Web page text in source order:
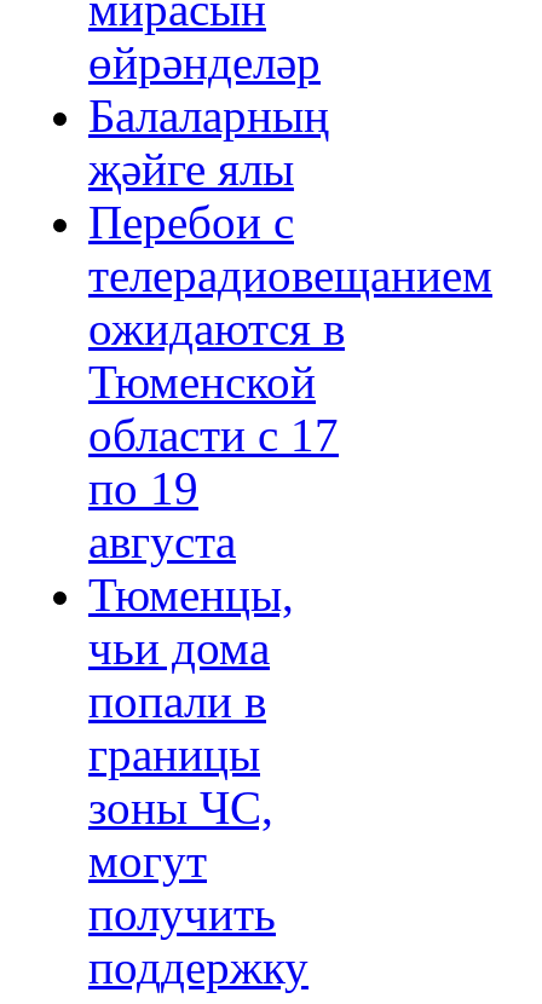
мирасын
өйрәнделәр
Балаларның
җәйге ялы
Перебои с
телерадиовещанием
ожидаются в
Тюменской
области с 17
по 19
августа
Тюменцы,
чьи дома
попали в
границы
зоны ЧС,
могут
получить
поддержку